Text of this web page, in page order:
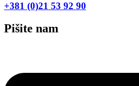
+381 (0)21 53 92 90
Pišite nam